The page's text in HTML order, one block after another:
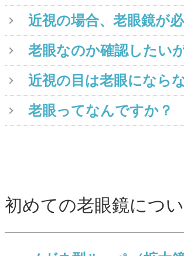
近視の場合、老眼鏡が
老眼なのか確認したい
近視の目は老眼になら
老眼ってなんですか？
初めての老眼鏡につ